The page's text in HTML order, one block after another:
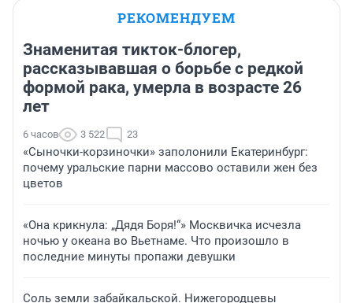
РЕКОМЕНДУЕМ
Знаменитая тикток-блогер,
рассказывавшая о борьбе с редкой
формой рака, умерла в возрасте 26
лет
6 часов 3 522 23
«Сыночки-корзиночки» заполонили Екатеринбург:
почему уральские парни массово оставили жен без
цветов
«Она крикнула: „Дядя Боря!“» Москвичка исчезла
ночью у океана во Вьетнаме. Что произошло в
последние минуты пропажи девушки
Соль земли забайкальской. Нижегородцевы